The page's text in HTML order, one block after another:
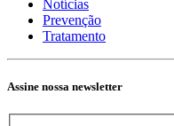
Notícias
Prevenção
Tratamento
Assine nossa newsletter